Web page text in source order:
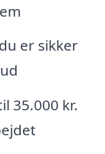
er sikker
35.000 kr.